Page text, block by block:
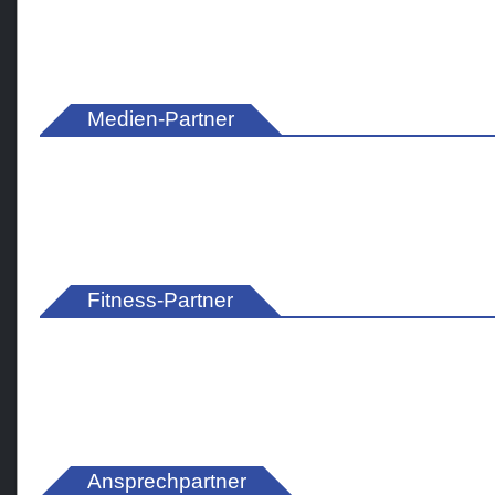
Medien-Partner
Fitness-Partner
Ansprechpartner